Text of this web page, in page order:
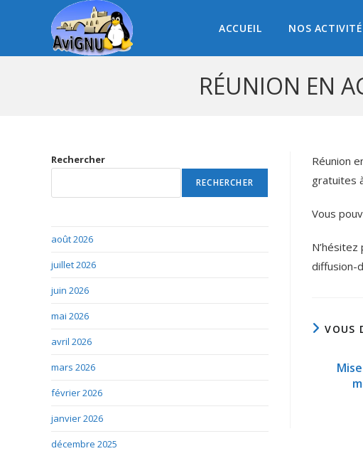
ACCUEIL NOS
RÉUNION EN
Réunion
gratuites
Vous
diffusion-
VOUS
Rechercher
RECHERCHER
août 2026
juillet 2026
juin 2026
mai 2026
avril 2026
mars 2026
février 2026
janvier 2026
décembre 2025